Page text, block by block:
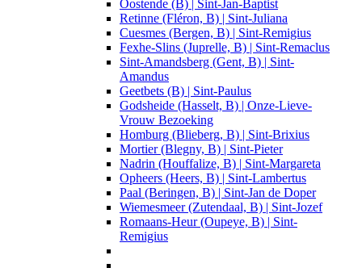
Oostende (B) | Sint-Jan-Baptist
Retinne (Fléron, B) | Sint-Juliana
Cuesmes (Bergen, B) | Sint-Remigius
Fexhe-Slins (Juprelle, B) | Sint-Remaclus
Sint-Amandsberg (Gent, B) | Sint-
Amandus
Geetbets (B) | Sint-Paulus
Godsheide (Hasselt, B) | Onze-Lieve-
Vrouw Bezoeking
Homburg (Blieberg, B) | Sint-Brixius
Mortier (Blegny, B) | Sint-Pieter
Nadrin (Houffalize, B) | Sint-Margareta
Opheers (Heers, B) | Sint-Lambertus
Paal (Beringen, B) | Sint-Jan de Doper
Wiemesmeer (Zutendaal, B) | Sint-Jozef
Romaans-Heur (Oupeye, B) | Sint-
Remigius